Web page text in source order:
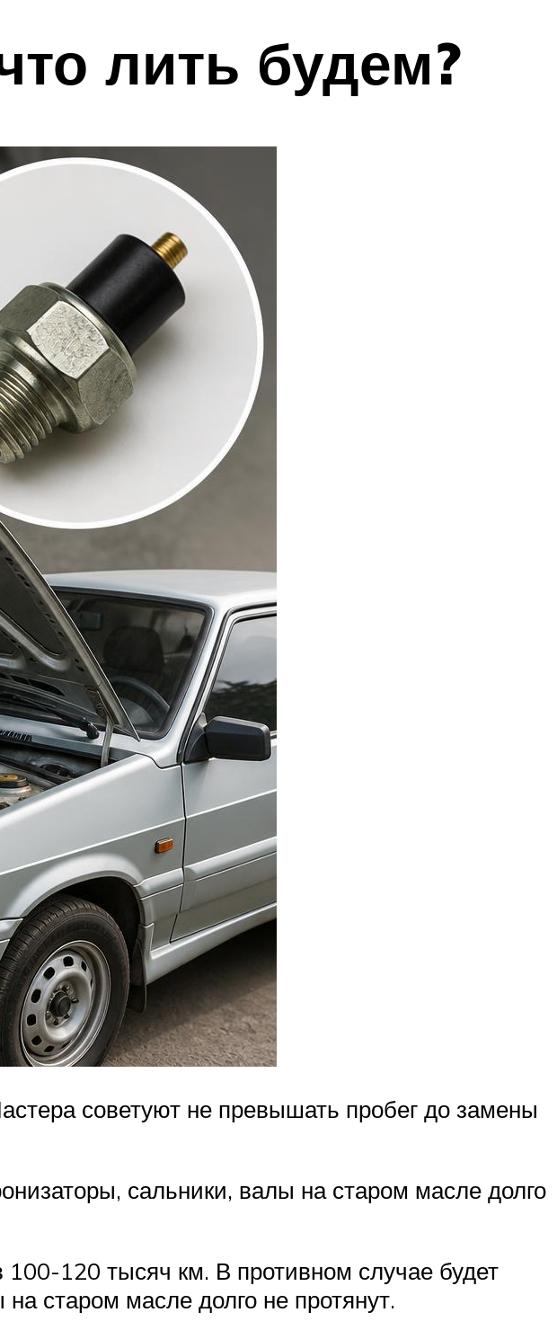
лить будем?
советуют не превышать пробег до замены
сальники, валы на старом масле долго
120 тысяч км. В противном случае будет
старом масле долго не протянут.